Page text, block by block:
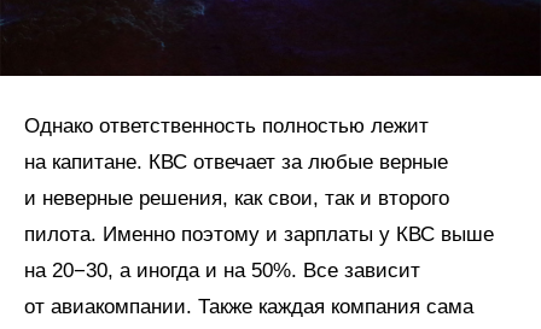
Однако ответственность полностью лежит
на капитане. КВС отвечает за любые верные
и неверные решения, как свои, так и второго
пилота. Именно поэтому и зарплаты у КВС выше
на 20−30, а иногда и на 50%. Все зависит
от авиакомпании. Также каждая компания сама